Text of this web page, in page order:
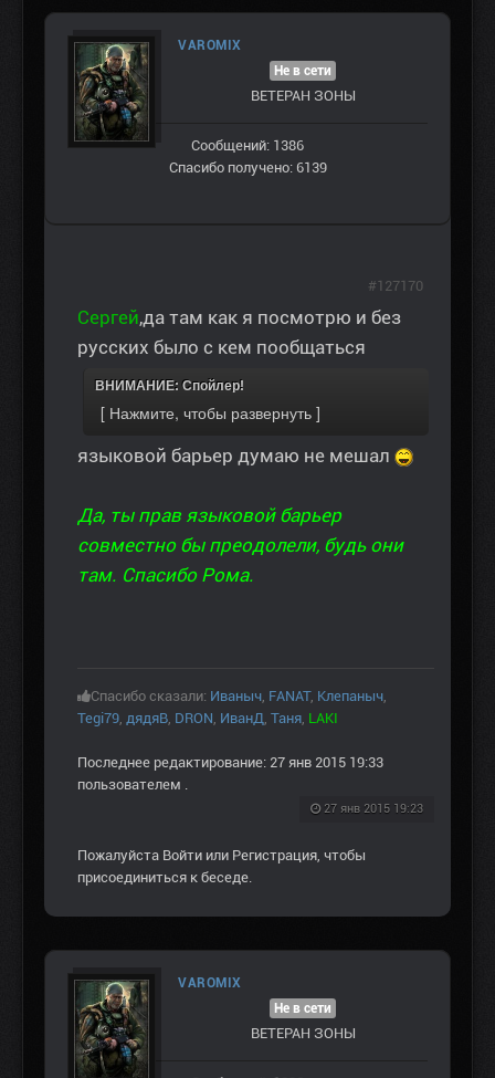
VAROMIX
Не в сети
ВЕТЕРАН ЗOНЫ
Сообщений: 1386
Спасибо получено: 6139
Сергей,да там как я посмотрю и без
русских было с кем пообщаться
ВНИМАНИЕ: Спойлер!
языковой барьер думаю не мешал
Да, ты прав языковой барьер
совместно бы преодолели, будь они
там. Спасибо Рома.
Спасибо сказали: Иваныч FANAT, Клепаныч
Tegi79 дядяВ DRON ИванД Таня LAKI
Последнее редактирование: 27 янв 2015 19:33
пользователем
27 янв 2015 19:23
#127170
Пожалуйста Войти или Регистрация , чтобы
присоединиться к беседе.
VAROMIX
Не в сети
ВЕТЕРАН ЗOНЫ